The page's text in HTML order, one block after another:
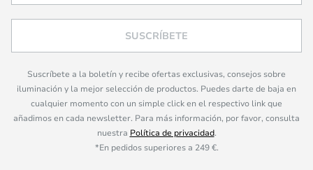
SUSCRÍBETE
Suscríbete a la boletín y recibe ofertas exclusivas, consejos sobre
iluminación y la mejor selección de productos. Puedes darte de baja en
cualquier momento con un simple click en el respectivo link que
añadimos en cada newsletter. Para más información, por favor, consulta
nuestra Política de privacidad.
*En pedidos superiores a 249 €.